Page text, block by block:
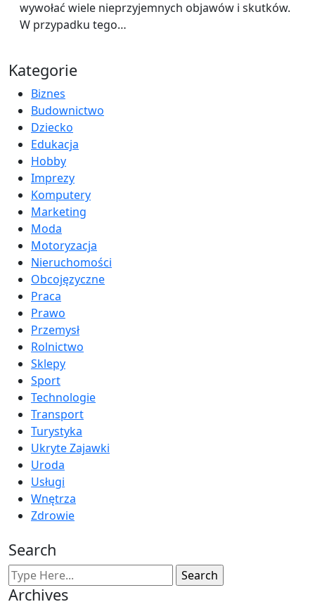
wywołać wiele nieprzyjemnych objawów i skutków.
W przypadku tego…
Kategorie
Biznes
Budownictwo
Dziecko
Edukacja
Hobby
Imprezy
Komputery
Marketing
Moda
Motoryzacja
Nieruchomości
Obcojęzyczne
Praca
Prawo
Przemysł
Rolnictwo
Sklepy
Sport
Technologie
Transport
Turystyka
Ukryte Zajawki
Uroda
Usługi
Wnętrza
Zdrowie
Search
Archives